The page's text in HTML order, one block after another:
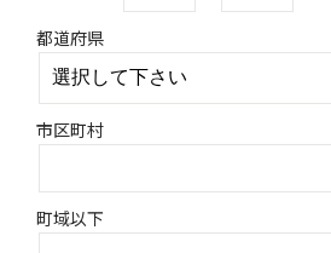
都道府県
市区町村
町域以下